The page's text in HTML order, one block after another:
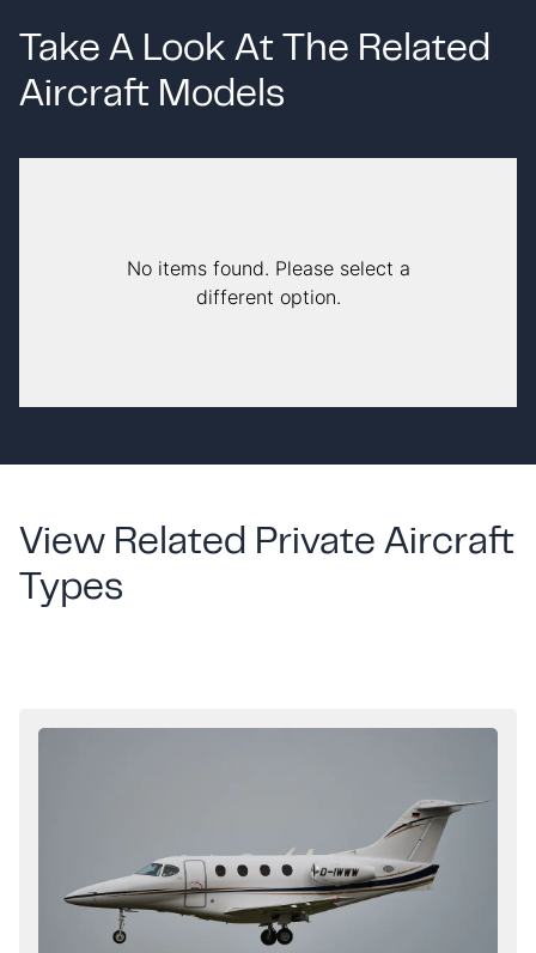
Take A Look At The Related
Aircraft Models
No items found. Please select a
different option.
View Related Private Aircraft
Types